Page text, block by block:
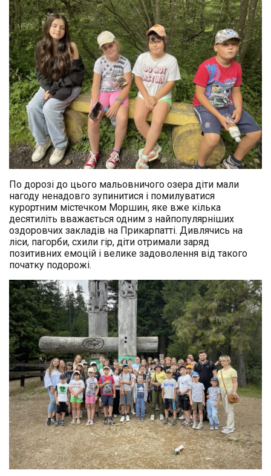
По дорозі до цього мальовничого озера діти мали
нагоду ненадовго зупинитися і помилуватися
курортним містечком Моршин, яке вже кілька
десятиліть вважається одним з найпопулярніших
оздоровчих закладів на Прикарпатті. Дивлячись на
ліси, пагорби, схили гір, діти отримали заряд
позитивних емоцій і велике задоволення від такого
початку подорожі.